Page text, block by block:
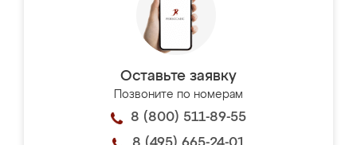
Оставьте заявку
Позвоните по номерам
8 (800) 511-89-55